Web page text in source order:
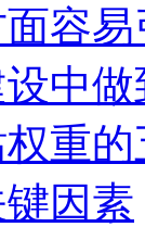
容
中
重
因素